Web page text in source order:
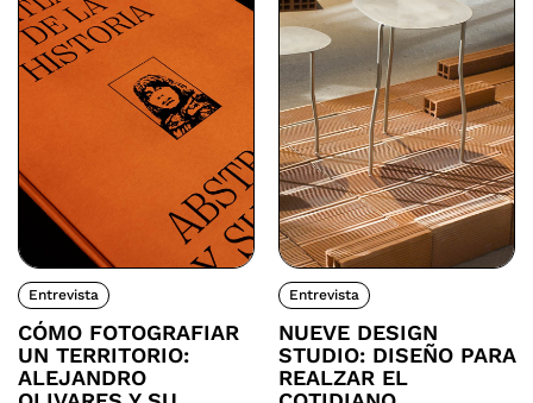
Entrevista
CÓMO FOTOGRAFIAR
UN TERRITORIO:
ALEJANDRO
Entrevista
NUEVE DESIGN
STUDIO: DISEÑO PARA
REALZAR EL